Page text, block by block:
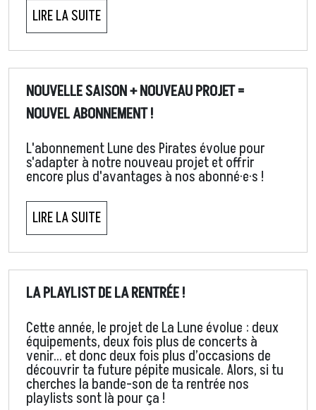
LIRE LA SUITE
NOUVELLE SAISON + NOUVEAU PROJET =
NOUVEL ABONNEMENT !
L'abonnement Lune des Pirates évolue pour
s'adapter à notre nouveau projet et offrir
encore plus d'avantages à nos abonné·e·s !
LIRE LA SUITE
LA PLAYLIST DE LA RENTRÉE !
Cette année, le projet de La Lune évolue : deux
équipements, deux fois plus de concerts à
venir… et donc deux fois plus d’occasions de
découvrir ta future pépite musicale. Alors, si tu
cherches la bande-son de ta rentrée nos
playlists sont là pour ça !